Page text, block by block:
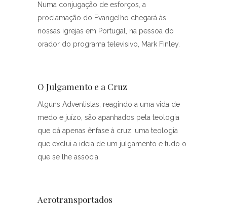
Numa conjugação de esforços, a
proclamação do Evangelho chegará às
nossas igrejas em Portugal, na pessoa do
orador do programa televisivo, Mark Finley.
O Julgamento e a Cruz
Alguns Adventistas, reagindo a uma vida de
medo e juízo, são apanhados pela teologia
que dá apenas ênfase à cruz, uma teologia
que exclui a ideia de um julgamento e tudo o
que se lhe associa.
Aerotransportados